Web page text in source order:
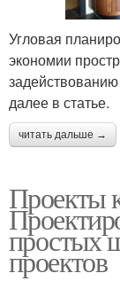
Угловая
экономии
далее в статье.
читать дальше →
Проекты
простых
проектов